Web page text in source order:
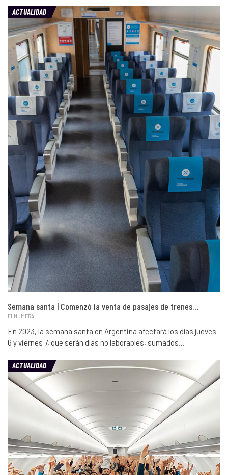
ACTUALIDAD
Semana santa | Comenzó la venta de pasajes de trenes…
ELNUMERAL
En 2023, la semana santa en Argentina afectará los días jueves
6 y viernes 7, que serán días no laborables, sumados…
ACTUALIDAD